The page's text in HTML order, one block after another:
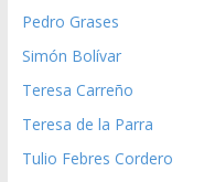
Pedro Grases
Simón Bolívar
Teresa Carreño
Teresa de la Parra
Tulio Febres Cordero